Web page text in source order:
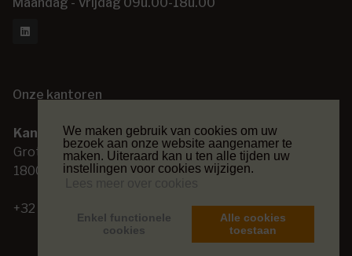
We maken gebruik van cookies om uw
bezoek aan onze website aangenamer te
maken. Uiteraard kan u ten alle tijden uw
instellingen voor cookies wijzigen.
Enkel functionele
cookies
Alle cookies
toestaan
Onze kantoren
Kantoor Vilvoorde
Grote Markt 14
1800 Vilvoorde
+32 (0) 2 253 26 00
Kantoor Lede
Kasteeldreef 48
9340 Lede
+32 (0) 53 80 45 70